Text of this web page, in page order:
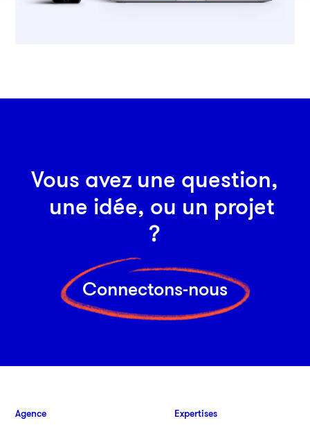
Vous avez une question,
une idée, ou un projet
?
Connectons-nous
Agence Expertises